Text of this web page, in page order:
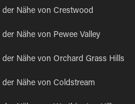
Nähe von Crestwood
Nähe von Pewee Valley
Nähe von Orchard Grass Hills
Nähe von Coldstream